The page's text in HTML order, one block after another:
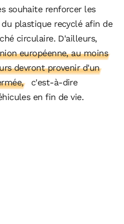
souhaite renforcer les
plastique recyclé afin de
circulaire. D'ailleurs,
européenne, au moins
devront provenir d'un
c'est-à-dire
en fin de vie.